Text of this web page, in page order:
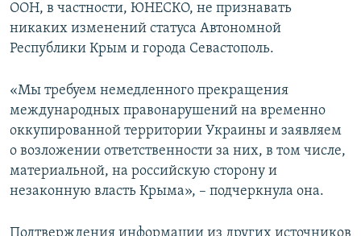
ООН, в частности, ЮНЕСКО, не признавать
никаких изменений статуса Автономной
Республики Крым и города Севастополь.
«Мы требуем немедленного прекращения
международных правонарушений на временно
оккупированной территории Украины и заявляем
о возложении ответственности за них, в том числе,
материальной, на российскую сторону и
незаконную власть Крыма», – подчеркнула она.